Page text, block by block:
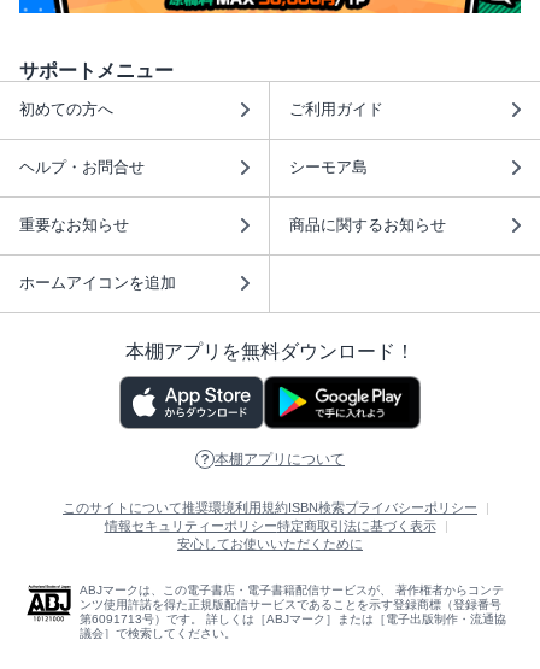
サポートメニュー
初めての方へ ご利用ガイド
ヘルプ・お問合せ シーモア島
重要なお知らせ 商品に関するお知らせ
ホームアイコンを追加
本棚アプリを無料ダウンロード！
本棚アプリについて
このサイトについて推奨環境利用規約ISBN検索プライバシーポリシー
情報セキュリティーポリシー特定商取引法に基づく表示
安心してお使いいただくために
ABJマークは、この電子書店・電子書籍配信サービスが、 著作権者からコンテ
ンツ使用許諾を得た正規版配信サービスであることを示す登録商標（登録番号
第6091713号）です。 詳しくは［ABJマーク］または［電子出版制作・流通協
議会］で検索してください。